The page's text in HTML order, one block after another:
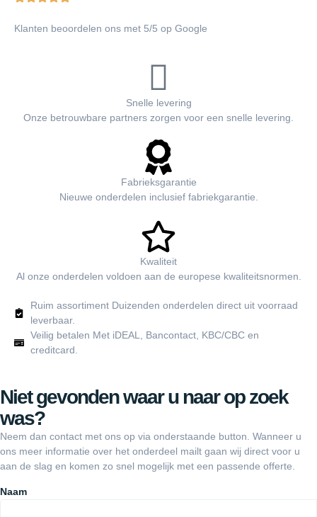
Klanten beoordelen ons met 5/5 op Google
Snelle levering
Onze betrouwbare partners zorgen voor een snelle levering.
Fabrieksgarantie
Nieuwe onderdelen inclusief fabriekgarantie.
Kwaliteit
Al onze onderdelen voldoen aan de europese kwaliteitsnormen.
Ruim assortiment Duizenden onderdelen direct uit voorraad
leverbaar.
Veilig betalen Met iDEAL, Bancontact, KBC/CBC en
creditcard.
Niet gevonden waar u naar op zoek
was?
Neem dan contact met ons op via onderstaande button. Wanneer u
ons meer informatie over het onderdeel mailt gaan wij direct voor u
aan de slag en komen zo snel mogelijk met een passende offerte.
Naam